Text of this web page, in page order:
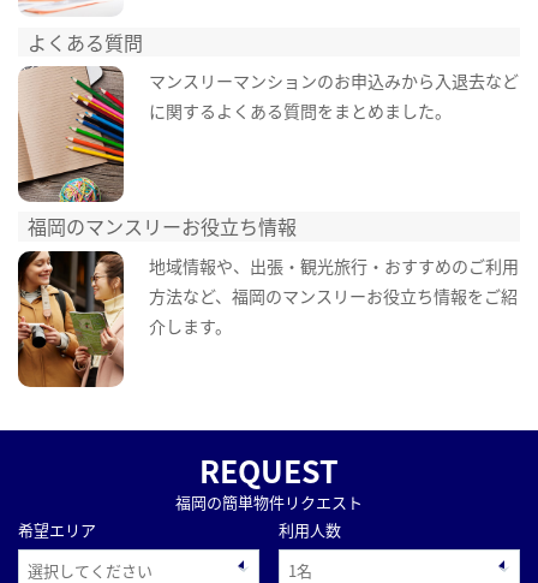
よくある質問
マンスリーマンションのお申込みから入退去など
に関するよくある質問をまとめました。
福岡のマンスリーお役立ち情報
地域情報や、出張・観光旅行・おすすめのご利用
方法など、福岡のマンスリーお役立ち情報をご紹
介します。
REQUEST
福岡の簡単物件リクエスト
希望エリア
利用人数